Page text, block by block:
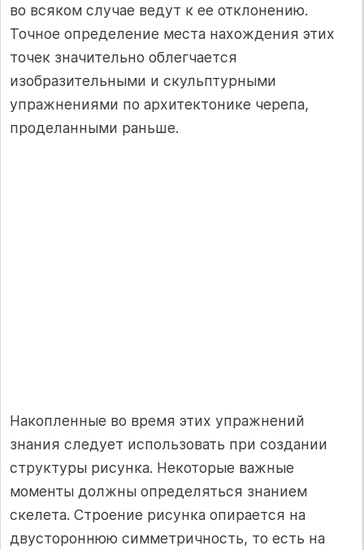
во всяком случае ведут к ее отклонению.
Точное определение места нахождения этих
точек значительно облегчается
изобразительными и скульптурными
упражнениями по архитектонике черепа,
проделанными раньше.
Накопленные во время этих упражнений
знания следует использовать при создании
структуры рисунка. Некоторые важные
моменты должны определяться знанием
скелета. Строение рисунка опирается на
двустороннюю симметричность, то есть на